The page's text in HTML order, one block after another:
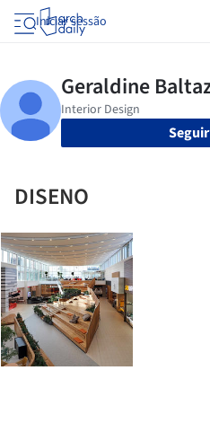
Iniciar sessão
Seguir
DISENO